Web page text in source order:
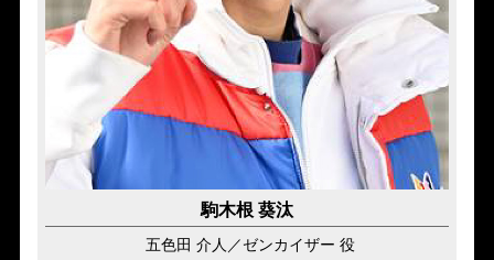
駒木根 葵汰
五色田 介人 ／ゼンカイザー 役